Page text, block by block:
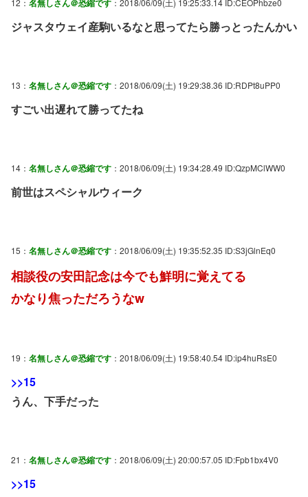
名無しさん＠恐縮です
ジャスタウェイ産駒いるなと思ってたら勝っとったんかい
13： 名無しさん＠恐縮です ：2018/06/09(土) 19:29:38.36 ID:RDPt8uPP0
すごい出遅れて勝ってたね
14： 名無しさん＠恐縮です ：2018/06/09(土) 19:34:28.49 ID:QzpMClWW0
前世はスペシャルウィーク
15： 名無しさん＠恐縮です ：2018/06/09(土) 19:35:52.35 ID:S3jGlnEq0
相談役の安田記念は今でも鮮明に覚えてる
かなり焦っただろうなw
19： 名無しさん＠恐縮です ：2018/06/09(土) 19:58:40.54 ID:ip4huRsE0
>>15
うん、下手だった
21： 名無しさん＠恐縮です ：2018/06/09(土) 20:00:57.05 ID:Fpb1bx4V0
>>15